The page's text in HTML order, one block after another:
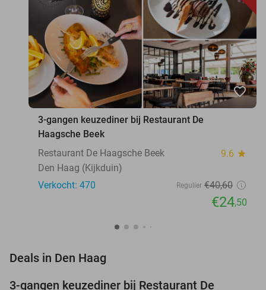
favorite_border
3-gangen keuzediner bij Restaurant De
Haagsche Beek
Restaurant De Haagsche Beek
9.6 star
Den Haag (Kijkduin)
Verkocht: 470
Regulier €40,60
€24,50
Deals in Den Haag
3-gangen keuzediner bij Restaurant De